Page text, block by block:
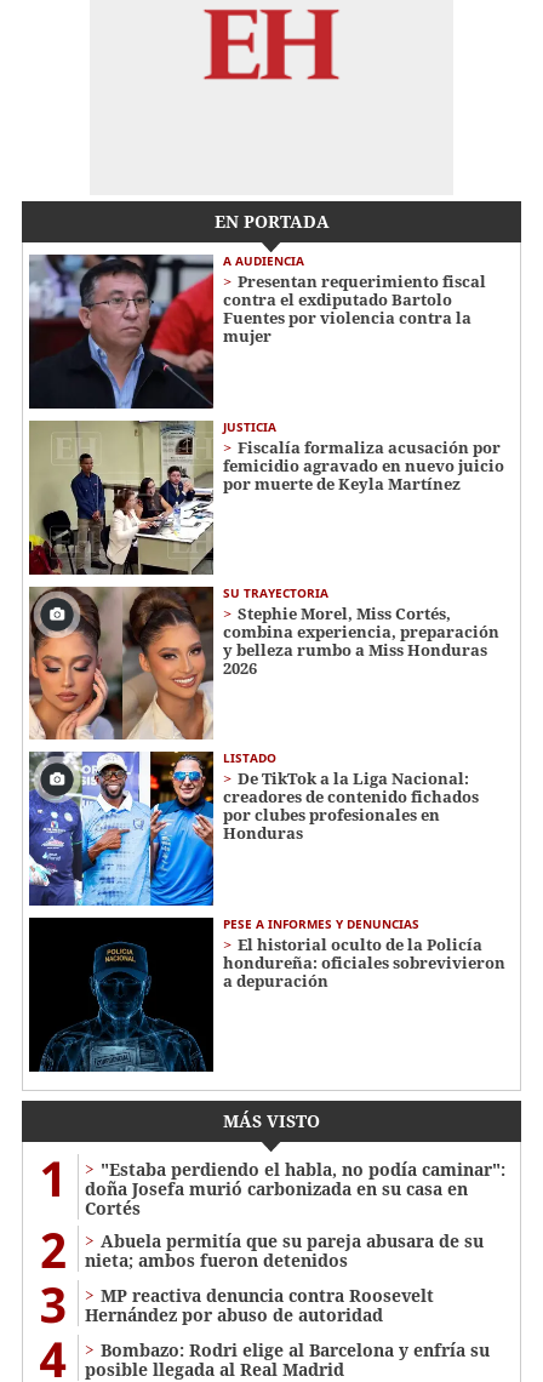
EN PORTADA
A AUDIENCIA
Presentan requerimiento fiscal
contra el exdiputado Bartolo
Fuentes por violencia contra la
mujer
JUSTICIA
Fiscalía formaliza acusación por
femicidio agravado en nuevo juicio
por muerte de Keyla Martínez
SU TRAYECTORIA
Stephie Morel, Miss Cortés,
combina experiencia, preparación
y belleza rumbo a Miss Honduras
2026
LISTADO
De TikTok a la Liga Nacional:
creadores de contenido fichados
por clubes profesionales en
Honduras
PESE A INFORMES Y DENUNCIAS
El historial oculto de la Policía
hondureña: oficiales sobrevivieron
a depuración
MÁS VISTO
1
"Estaba perdiendo el habla, no podía caminar":
doña Josefa murió carbonizada en su casa en
Cortés
2
Abuela permitía que su pareja abusara de su
nieta; ambos fueron detenidos
3
MP reactiva denuncia contra Roosevelt
Hernández por abuso de autoridad
4
Bombazo: Rodri elige al Barcelona y enfría su
posible llegada al Real Madrid